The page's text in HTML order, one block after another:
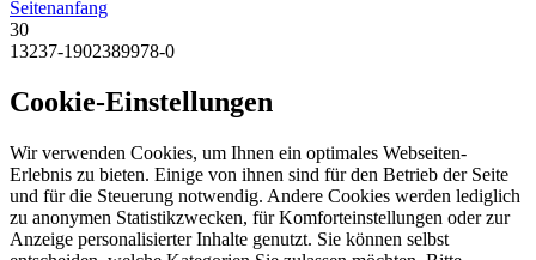
Seitenanfang
30
13237-1902389978-0
Cookie-Einstellungen
Wir verwenden Cookies, um Ihnen ein optimales Webseiten-
Erlebnis zu bieten. Einige von ihnen sind für den Betrieb der Seite
und für die Steuerung notwendig. Andere Cookies werden lediglich
zu anonymen Statistikzwecken, für Komforteinstellungen oder zur
Anzeige personalisierter Inhalte genutzt. Sie können selbst